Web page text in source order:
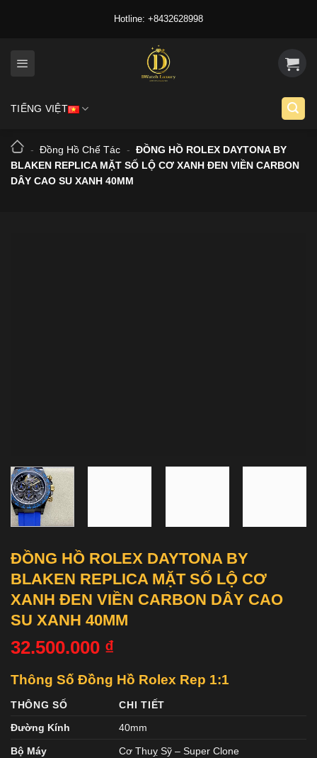
Hotline: +8432628998
TIẾNG VIỆT
- Đồng Hồ Chế Tác - ĐỒNG HỒ ROLEX DAYTONA BY
BLAKEN REPLICA MẶT SỐ LỘ CƠ XANH ĐEN VIỀN CARBON
DÂY CAO SU XANH 40MM
ĐỒNG HỒ ROLEX DAYTONA BY
BLAKEN REPLICA MẶT SỐ LỘ CƠ
XANH ĐEN VIỀN CARBON DÂY CAO
SU XANH 40MM
32.500.000 ₫
Thông Số Đồng Hồ Rolex Rep 1:1
THÔNG SỐ
CHI TIẾT
Đường Kính
40mm
Bộ Máy Cơ Thuỵ Sỹ – Super Clone